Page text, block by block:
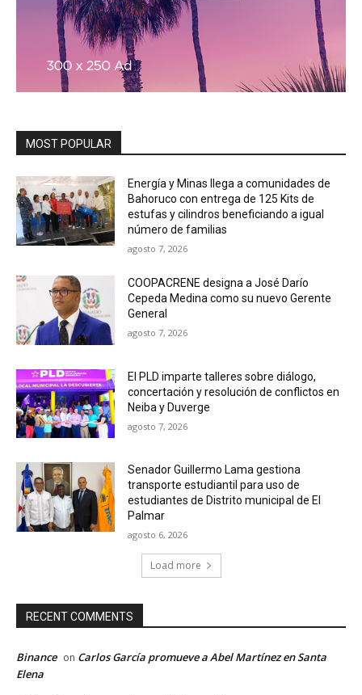
MOST POPULAR
Energía y Minas llega a comunidades de
Bahoruco con entrega de 125 Kits de
estufas y cilindros beneficiando a igual
número de familias
agosto 7, 2026
COOPACRENE designa a José Darío
Cepeda Medina como su nuevo Gerente
General
agosto 7, 2026
El PLD imparte talleres sobre diálogo,
concertación y resolución de conflictos en
Neiba y Duverge
agosto 7, 2026
Senador Guillermo Lama gestiona
transporte estudiantil para uso de
estudiantes de Distrito municipal de El
Palmar
agosto 6, 2026
Load more
RECENT COMMENTS
Binance on Carlos García promueve a Abel Martínez en Santa
Elena